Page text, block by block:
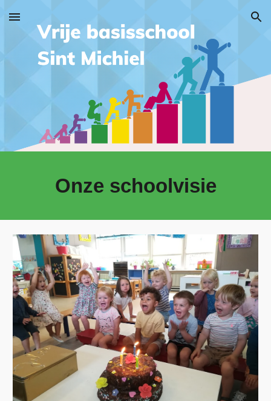
Skip to main content Skip to navigation
Onze schoolvisie